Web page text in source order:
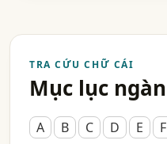
TRA CỨU CHỮ CÁI
Mục lục
A B C D E F